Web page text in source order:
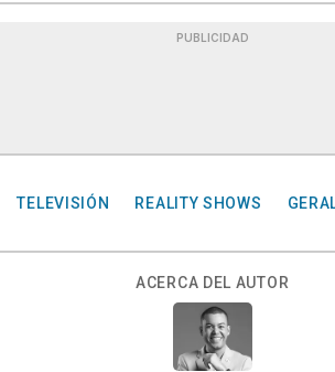
PUBLICIDAD
TELEVISIÓN REALITY SHOWS
ACERCA DEL AUTOR